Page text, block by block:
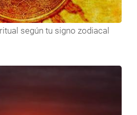
según tu signo zodiacal